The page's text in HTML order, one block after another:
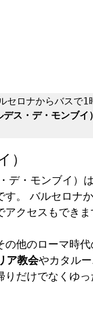
セロナからバスで1
・デ・モンブイ）
）
デ・モンブイ）
す。 バルセロナ
クセスもできま
の他のローマ時
ア教会やカタル
だけでなくゆっ